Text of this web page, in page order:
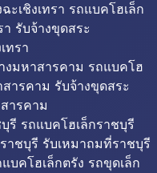
ะเชิงเทรา รถแบคโฮเล็ก
า รับจ้างขุดสระ
ทรา
งมหาสารคาม รถแบคโฮ
ารคาม รับจ้างขุดสระ
ารคาม
รี รถแบคโฮเล็กราชบุรี
าชบุรี รับเหมาถมที่ราชบุรี
บคโฮเล็กตรัง รถขุดเล็ก